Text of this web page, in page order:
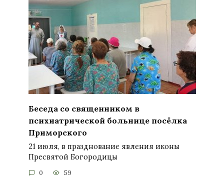
Беседа со священником в
психиатрической больнице посёлка
Приморского
21 июля, в празднование явления иконы
Пресвятой Богородицы
0 59